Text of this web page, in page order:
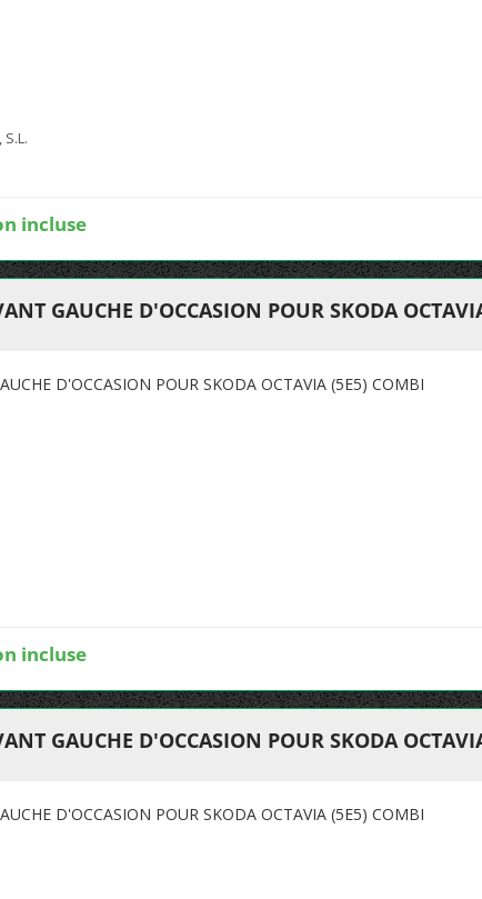
S.L.
incluse
GAUCHE D'OCCASION POUR SKODA
D'OCCASION POUR SKODA OCTAVIA (5E5) COMBI
incluse
GAUCHE D'OCCASION POUR SKODA
D'OCCASION POUR SKODA OCTAVIA (5E5) COMBI